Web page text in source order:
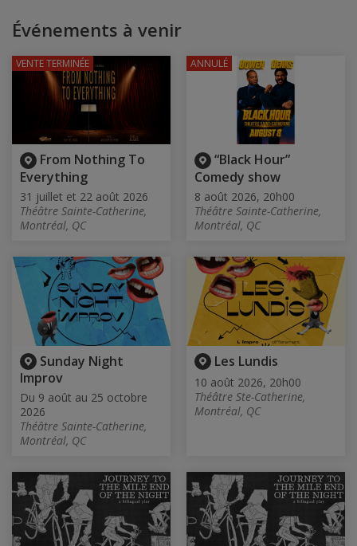
Événements à venir
From Nothing To
Everything
31 juillet et 22 août 2026
Théâtre Sainte-Catherine,
Montréal, QC
VENTE TERMINÉE
“Black Hour”
Comedy show
8 août 2026, 20h00
Théâtre Sainte-Catherine,
Montréal, QC
ANNULÉ
Sunday Night
Improv
Du 9 août au 25 octobre
2026
Théâtre Sainte-Catherine,
Montréal, QC
Les Lundis
10 août 2026, 20h00
Théâtre Ste-Catherine,
Montréal, QC